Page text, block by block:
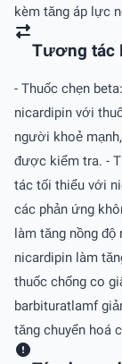
kèm tăng áp lực
Tương tác
- Thuốc chẹn
nicardipin với
người khoẻ
được kiểm tra. -
tác tối thiểu với
các phản ứng
làm tăng nồng
nicardipin làm
thuốc chống co
barbituratlamf
tăng chuyển hoá